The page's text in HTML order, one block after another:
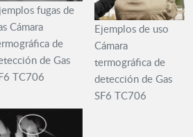
fugas de
Cámara
de
de Gas
TC706
Ejemplos de uso
Cámara
termográfica de
detección de Gas
SF6 TC706